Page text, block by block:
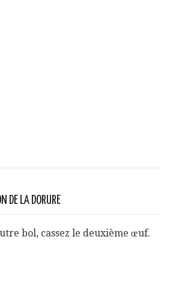
DE LA DORURE
bol, cassez le deuxième œuf.